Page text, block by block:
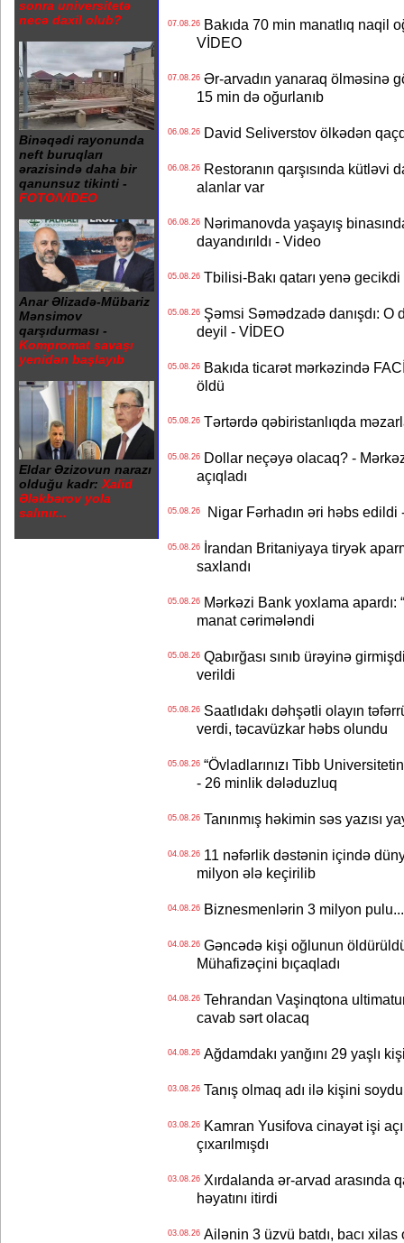
sonra universitetə
necə daxil olub?
Binəqədi rayonunda
neft buruqları
ərazisində daha bir
qanunsuz tikinti -
FOTO/VİDEO
Anar Əlizadə-Mübariz
Mənsimov
qarşıdurması -
Kompromat savaşı
yenidən başlayıb
Eldar Əzizovun narazı
olduğu kadr: Xalid
Ələkbərov yola
salınır...
07.08.26Bakıda 70 min manatlıq naqil
VİDEO
07.08.26Ər-arvadın yanaraq ölməsinə
15 min də oğurlanıb
06.08.26David Seliverstov ölkədən
06.08.26Restoranın qarşısında kütləvi
alanlar var
06.08.26Nərimanovda yaşayış
dayandırıldı - Video
05.08.26Tbilisi-Bakı qatarı yenə gecikdi
05.08.26Şəmsi Səmədzadə danışdı: O
deyil - VİDEO
05.08.26Bakıda ticarət mərkəzində
öldü
05.08.26Tərtərdə qəbiristanlıqda
05.08.26Dollar neçəyə olacaq? -
açıqladı
05.08.26Nigar Fərhadın əri həbs edildi
05.08.26İrandan Britaniyaya tiryək
saxlandı
05.08.26Mərkəzi Bank yoxlama apardı:
manat cərimələndi
05.08.26Qabırğası sınıb ürəyinə
verildi
05.08.26Saatlıdakı dəhşətli olayın
verdi, təcavüzkar həbs olundu
05.08.26“Övladlarınızı Tibb
- 26 minlik dələduzluq
05.08.26Tanınmış həkimin səs yazısı
04.08.2611 nəfərlik dəstənin içində
milyon ələ keçirilib
04.08.26Biznesmenlərin 3 milyon
04.08.26Gəncədə kişi oğlunun
Mühafizəçini bıçaqladı
04.08.26Tehrandan Vaşinqtona
cavab sərt olacaq
04.08.26Ağdamdakı yanğını 29 yaşlı
03.08.26Tanış olmaq adı ilə kişini
03.08.26Kamran Yusifova cinayət işi
çıxarılmışdı
03.08.26Xırdalanda ər-arvad arasında
həyatını itirdi
03.08.26Ailənin 3 üzvü batdı, bacı xilas